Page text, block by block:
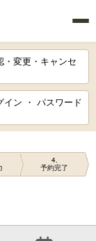
・変更・キャンセ
イン ・ パスワード
4
予約完了